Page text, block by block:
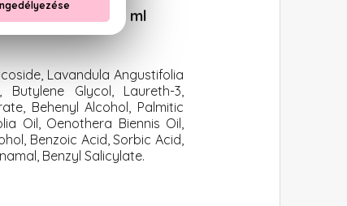
levendulával 50 ml
Lavandula Angustifolia
Glycol, Laureth-3,
Behenyl Alcohol, Palmitic
Oil, Oenothera Biennis Oil,
Benzoic Acid, Sorbic Acid,
Benzyl Salicylate.